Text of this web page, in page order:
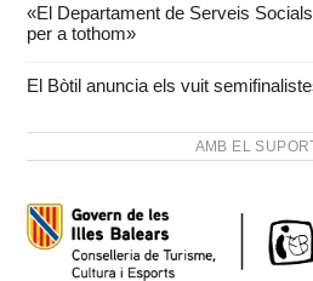
«El Departament de Serveis
per a tothom»
El Bòtil anuncia els vuit
AMB EL